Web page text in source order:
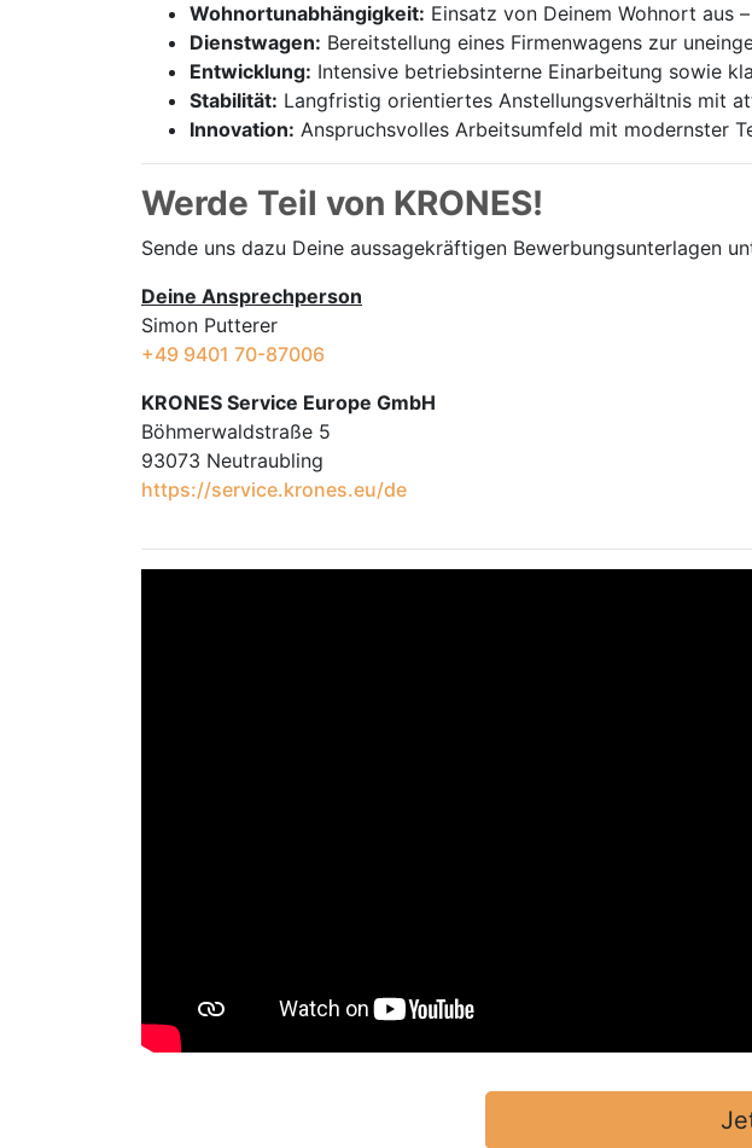
Wohnortunabhängigkeit: Einsatz von Deinem Wohnort aus
Dienstwagen: Bereitstellung eines Firmenwagens zur
Entwicklung: Intensive betriebsinterne Einarbeitung sowie
Stabilität: Langfristig orientiertes Anstellungsverhältnis mit
Innovation: Anspruchsvolles Arbeitsumfeld mit modernster
Werde Teil von KRONES!
Sende uns dazu Deine aussage­kräftigen Bewerbungsunterlagen
Deine Ansprechperson
Simon Putterer
+49 9401 70-87006
KRONES Service Europe GmbH
Böhmerwaldstraße 5
93073 Neutraubling
https://service.krones.eu/de